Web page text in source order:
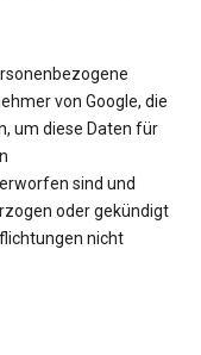
von Google, die
um diese Daten für
sind und
oder gekündigt
nicht